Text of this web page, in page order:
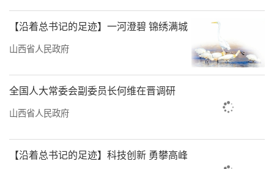
中建站以及资源化利用等模式，进一步提升全
省农村生活污水处理与有效管控水平。
加强医疗废物处置单位环境监管，开展危
险废物规范化环境管理评估，提升医疗废物日
常及应急处置能力，实现医疗废物安全、高
效、无害化处置。同时，提升医疗污水综合处
置能力。持续开展医疗机构污水处理设施短板
排查补齐工作，积极推进医疗机构污水处理设
【沿着总书记的足迹】一河澄碧 锦绣满城
山西省人民政府
全国人大常委会副委员长何维在晋调研
山西省人民政府
【沿着总书记的足迹】科技创新 勇攀高峰